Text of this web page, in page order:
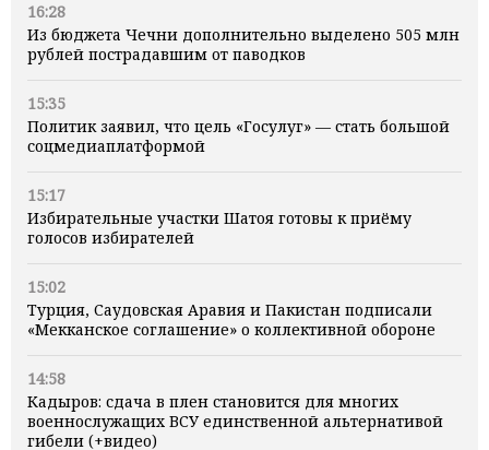
16:28
Из бюджета Чечни дополнительно выделено 505 млн
рублей пострадавшим от паводков
15:35
Политик заявил, что цель «Госулуг» — стать большой
соцмедиаплатформой
15:17
Избирательные участки Шатоя готовы к приёму
голосов избирателей
15:02
Турция, Саудовская Аравия и Пакистан подписали
«Мекканское соглашение» о коллективной обороне
14:58
Кадыров: сдача в плен становится для многих
военнослужащих ВСУ единственной альтернативой
гибели (+видео)